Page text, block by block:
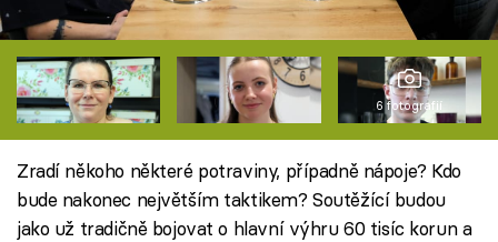
6 fotografií
Zradí někoho některé potraviny, případně nápoje? Kdo
bude nakonec největším taktikem? Soutěžící budou
jako už tradičně bojovat o hlavní výhru 60 tisíc korun a